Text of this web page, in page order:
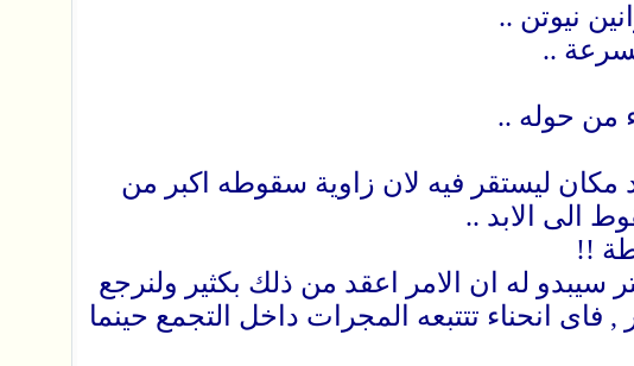
نيوتن ..
..
من حوله ..
ليستقر فيه لان زاوية سقوطه اكبر من
الى الابد ..
!!
له ان الامر اعقد من ذلك بكثير ولنرجع
فاى انحناء تتتبعه المجرات داخل التجمع حينما